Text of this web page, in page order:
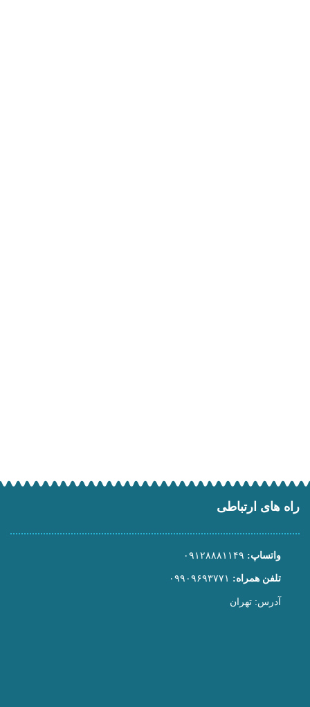
راه های ارتباطی
واتساپ: ۰۹۱۲۸۸۸۱۱۴۹
تلفن همراه: ۰۹۹۰۹۶۹۳۷۷۱
آدرس: تهران